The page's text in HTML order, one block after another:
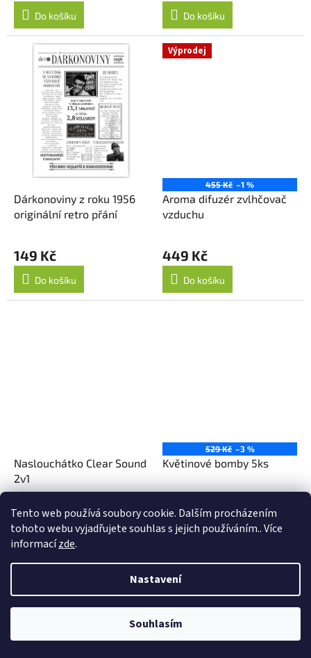
Tento web používá soubory cookie. Dalším procházením
tohoto webu vyjadřujete souhlas s jejich používáním.. Více
informacízde.
Nastavení
Souhlasím
Do košíku Do košíku
Dárkonoviny z roku 1956
originální retro přání
149 Kč
Do košíku
Výprodej
455 Kč –1 %
Aroma difuzér zvlhčovač
vzduchu
449 Kč
Do košíku
Naslouchátko Clear Sound
2v1
1 299 Kč
Do košíku
529 Kč –3 %
Květinové bomby 5ks
508 Kč